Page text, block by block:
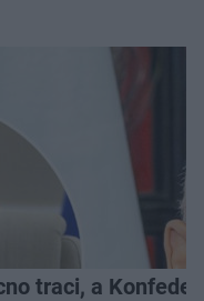
traci, a